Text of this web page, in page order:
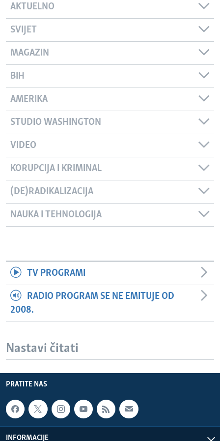
AKTUELNO
SVIJET
MAGAZIN
BIH
AMERIKA
STUDIO WASHINGTON
VIDEO
KORUPCIJA I KRIMINAL
(DE)RADIKALIZACIJA
NAUKA I TEHNOLOGIJA
TV PROGRAMI
RADIO PROGRAM SE NE EMITUJE OD
2008.
Nastavi čitati
PRATITE NAS
INFORMACIJE